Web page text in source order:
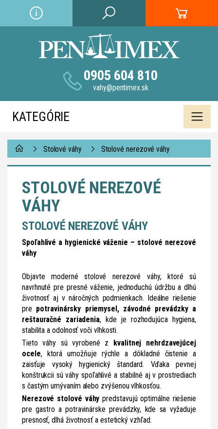
0905 604 810
vahy@pentimex.sk
KATEGÓRIE
Stolové váhy Stolové nerezové váhy
STOLOVÉ NEREZOVÉ
VÁHY
STOLOVÉ NEREZOVÉ VÁHY
Spoľahlivé a hygienické váženie – stolové nerezové
váhy
Objavte moderné stolové nerezové váhy, ktoré sú
navrhnuté pre presné váženie, jednoduchú údržbu a dlhú
životnosť aj v náročných podmienkach. Ideálne riešenie
pre potravinársky priemysel, závodné prevádzky a
reštauračné zariadenia, kde je rozhodujúca hygiena,
stabilita a odolnosť voči vlhkosti.
Tieto váhy sú vyrobené z kvalitnej nehrdzavejúcej
ocele, ktorá umožňuje rýchle a dôkladné čistenie a
zaisťuje vysoký hygienický štandard. Vďaka pevnej
konštrukcii sú váhy spoľahlivé a stabilné aj v prostrediach
s častým umývaním alebo zvýšenou vlhkosťou.
Nerezové stolové váhy predstavujú optimálne riešenie
pre gastro a potravinárske prevádzky, kde sa vyžaduje
presnosť, dlhá životnosť a estetický vzhľad.